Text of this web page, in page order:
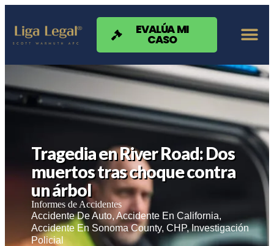
Nota:
sitio
web
de
accesibilidad.
EVALÚA MI
CASO
Tragedia en River Road: Dos
muertos tras choque contra
un árbol
Informes de Accidentes
Accidente De Auto,Accidente En California,
Accidente En Sonoma County,CHP,Investigación
Policial